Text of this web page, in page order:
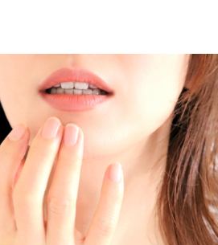
なく主力の選手がケガする国は
上がっていく力が必要なのがW杯
では、確かに選手層は厚くなったけ
を高めながら、選手層をもっと厚くし
16・ベスト8に進む国と比べたとき
ったのかというと、まだまだ厚くし
はないか、ということなんだと思い
出て、誰が出ても同じようなサッカ
ンチからでも戦術や戦略はある程
なかで選手たちがそれを感じて、
ていくのがサッカーにおいて一番重
ろう」という気持ちはなくても、ブ
きに、前に出てくるエネルギーって
い止めたり、押し返したりするため
ギーをもっと使わなきゃいけないけ
すごい勢いにのまれてしまった。た
レースで結果を残していないコン
んぴーすがよく愚痴をこぼしてい
拶をしてくれないんだって（笑）」
から挨拶されないことがまったくな
きしつつ、「ぐりんぴーすがそう言
どう？ 風紀が乱れているかどうか」